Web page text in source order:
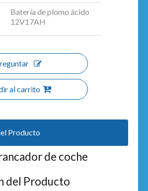
Batería de plomo ácido
12V17AH
al carrito
Producto
de coche
del Producto